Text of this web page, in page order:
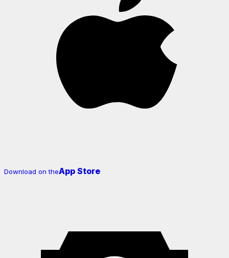
Download on theApp Store